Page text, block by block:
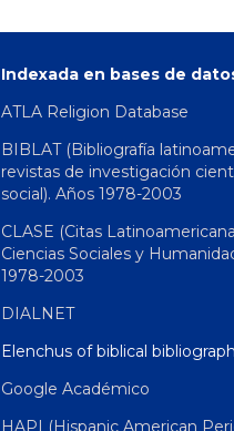
Indexada en bases de
ATLA Religion Database
BIBLAT (Bibliografía
revistas de investigación
social). Años 1978-2003
CLASE (Citas
Ciencias Sociales y
1978-2003
DIALNET
Elenchus of biblical
Google Académico
HAPI (Hispanic American